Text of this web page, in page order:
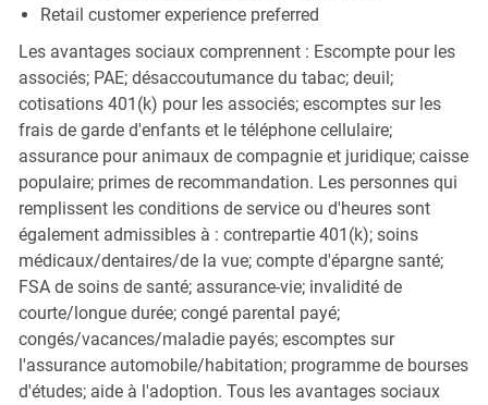
Retail customer experience preferred
Les avantages sociaux comprennent : Escompte pour les
associés; PAE; désaccoutumance du tabac; deuil;
cotisations 401(k) pour les associés; escomptes sur les
frais de garde d'enfants et le téléphone cellulaire;
assurance pour animaux de compagnie et juridique; caisse
populaire; primes de recommandation. Les personnes qui
remplissent les conditions de service ou d'heures sont
également admissibles à : contrepartie 401(k); soins
médicaux/dentaires/de la vue; compte d'épargne santé;
FSA de soins de santé; assurance-vie; invalidité de
courte/longue durée; congé parental payé;
congés/vacances/maladie payés; escomptes sur
l'assurance automobile/habitation; programme de bourses
d'études; aide à l'adoption. Tous les avantages sociaux